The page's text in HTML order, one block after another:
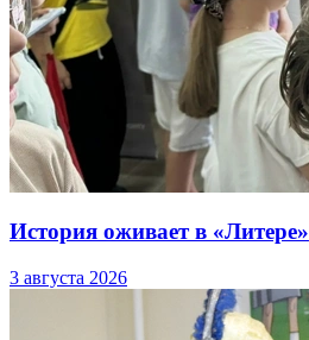
История оживает в «Литере»
3 августа 2026